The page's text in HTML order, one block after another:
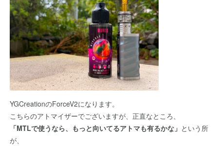
YGCreationのForceV2になります。
こちらのアトマイザーでございますが、正直なところ、
「MTLで使うなら、もっと向いてるアトマも有るかな」 という所
が、